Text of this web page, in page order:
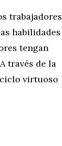
trabajadores
habilidades
tengan
través de la
virtuoso